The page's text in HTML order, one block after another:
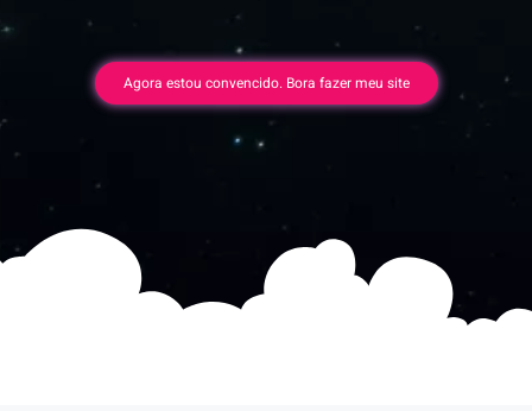
Agora estou convencido. Bora fazer meu site